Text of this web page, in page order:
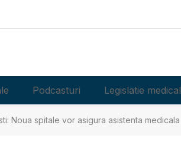
Podcasturi Legislatie
Noua spitale vor asigura asistenta